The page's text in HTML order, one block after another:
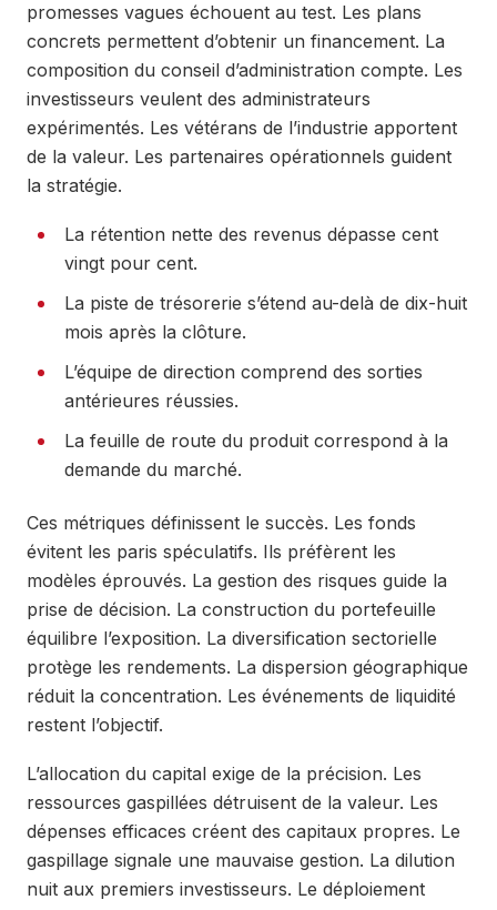
promesses vagues échouent au test. Les plans
concrets permettent d’obtenir un financement. La
composition du conseil d’administration compte. Les
investisseurs veulent des administrateurs
expérimentés. Les vétérans de l’industrie apportent
de la valeur. Les partenaires opérationnels guident
la stratégie.
La rétention nette des revenus dépasse cent
vingt pour cent.
La piste de trésorerie s’étend au-delà de dix-huit
mois après la clôture.
L’équipe de direction comprend des sorties
antérieures réussies.
La feuille de route du produit correspond à la
demande du marché.
Ces métriques définissent le succès. Les fonds
évitent les paris spéculatifs. Ils préfèrent les
modèles éprouvés. La gestion des risques guide la
prise de décision. La construction du portefeuille
équilibre l’exposition. La diversification sectorielle
protège les rendements. La dispersion géographique
réduit la concentration. Les événements de liquidité
restent l’objectif.
L’allocation du capital exige de la précision. Les
ressources gaspillées détruisent de la valeur. Les
dépenses efficaces créent des capitaux propres. Le
gaspillage signale une mauvaise gestion. La dilution
nuit aux premiers investisseurs. Le déploiement